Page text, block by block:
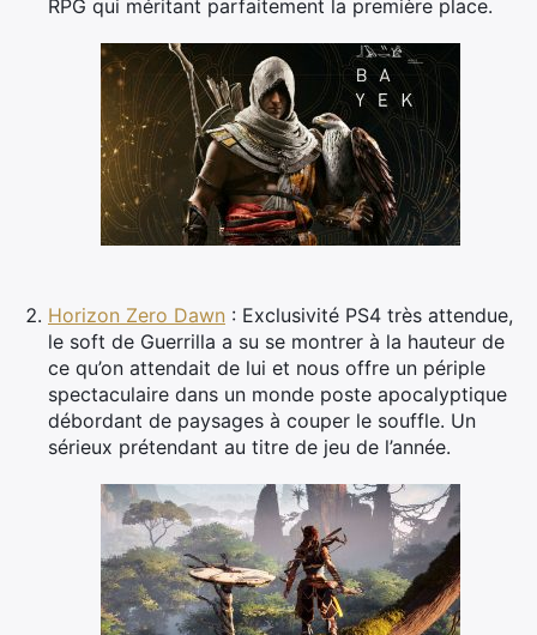
RPG qui méritant parfaitement la première place.
Horizon Zero Dawn : Exclusivité PS4 très attendue,
le soft de Guerrilla a su se montrer à la hauteur de
ce qu’on attendait de lui et nous offre un périple
spectaculaire dans un monde poste apocalyptique
débordant de paysages à couper le souffle. Un
sérieux prétendant au titre de jeu de l’année.